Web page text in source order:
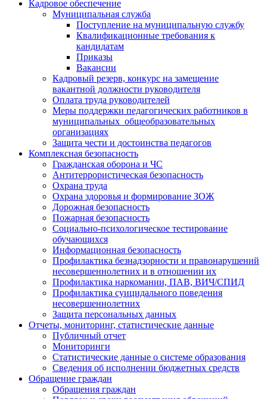
Кадровое обеспечение
Муниципальная служба
Поступление на муниципальную службу
Квалификационные требования к
кандидатам
Приказы
Вакансии
Кадровый резерв, конкурс на замещение
вакантной должности руководителя
Оплата труда руководителей
Меры поддержки педагогических работников в
муниципальных общеобразовательных
организациях
Защита чести и достоинства педагогов
Комплексная безопасность
Гражданская оборона и ЧС
Антитеррористическая безопасность
Охрана труда
Охрана здоровья и формирование ЗОЖ
Дорожная безопасность
Пожарная безопасность
Социально-психологическое тестирование
обучающихся
Информационная безопасность
Профилактика безнадзорности и правонарушений
несовершеннолетних и в отношении их
Профилактика наркомании, ПАВ, ВИЧ/СПИД
Профилактика суицидального поведения
несовершеннолетних
Защита персональных данных
Отчеты, мониторинг, статистические данные
Публичный отчет
Мониторинги
Статистические данные о системе образования
Сведения об исполнении бюджетных средств
Обращение граждан
Обращения граждан